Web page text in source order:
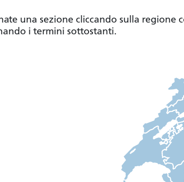
una sezione cliccando sulla regione
i termini sottostanti.